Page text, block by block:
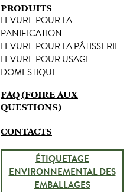
PRODUITS
LEVURE POUR LA
PANIFICATION
LEVURE POUR LA PÂTISSERIE
LEVURE POUR USAGE
DOMESTIQUE
FAQ (FOIRE AUX
QUESTIONS)
CONTACTS
ÉTIQUETAGE
ENVIRONNEMENTAL DES
EMBALLAGES